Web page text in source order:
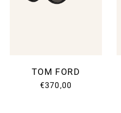
TOM FORD
€370,00